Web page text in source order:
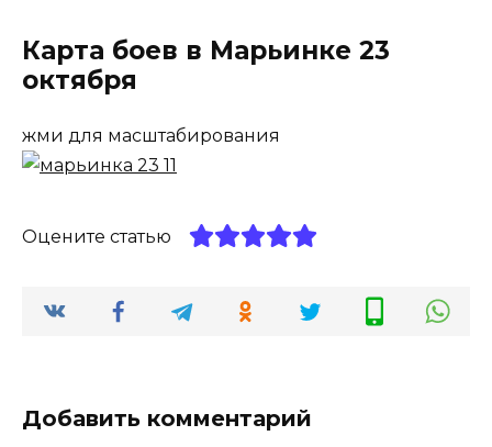
Карта боев в Марьинке 23
октября
жми для масштабирования
Оцените статью
Добавить комментарий